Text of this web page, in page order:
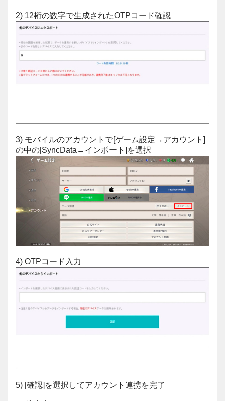
2) 12桁の数字で生成されたOTPコード確認
3) モバイルのアカウントで[ゲーム設定→アカウント]
の中の[SyncData→インポート]を選択
4) OTPコード入力
5) [確認]を選択してアカウント連携を完了